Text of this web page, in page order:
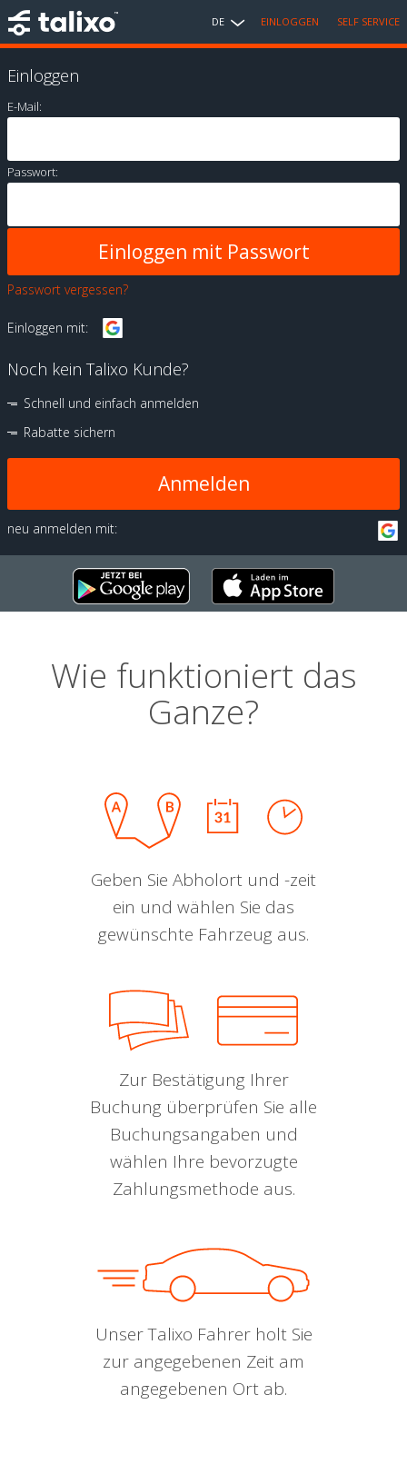
DE EINLOGGEN SELF SERVICE
Einloggen
E-Mail:
Passwort:
Passwort vergessen?
Einloggen mit:
Noch kein Talixo Kunde?
Schnell und einfach anmelden
Rabatte sichern
Anmelden
neu anmelden mit:
Wie funktioniert das
Ganze?
Geben Sie Abholort und -zeit
ein und wählen Sie das
gewünschte Fahrzeug aus.
Zur Bestätigung Ihrer
Buchung überprüfen Sie alle
Buchungsangaben und
wählen Ihre bevorzugte
Zahlungsmethode aus.
Unser Talixo Fahrer holt Sie
zur angegebenen Zeit am
angegebenen Ort ab.